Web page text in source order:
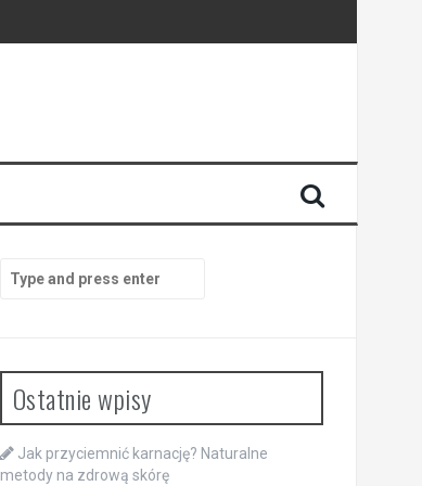
for:
Ostatnie wpisy
Jak przyciemnić karnację? Naturalne
metody na zdrową skórę